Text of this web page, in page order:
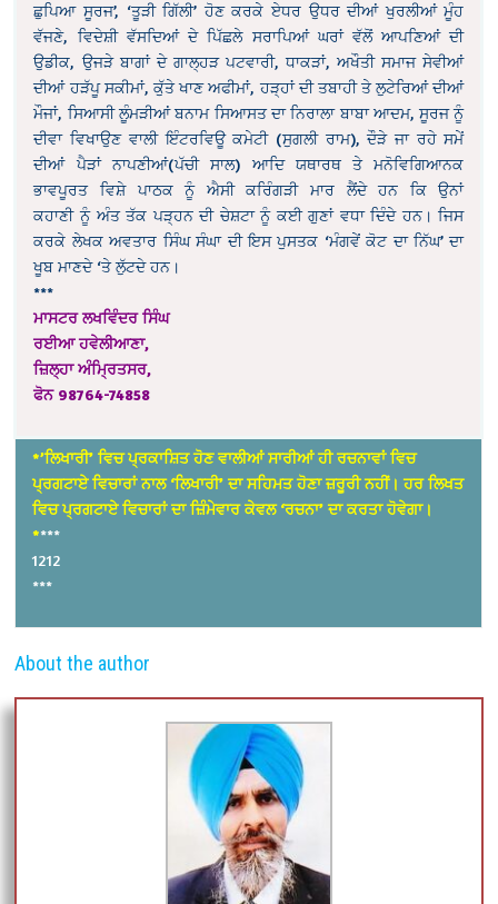
ਛੁਪਿਆ ਸੂਰਜ’, ‘ਤੂੜੀ ਗਿੱਲੀ’ ਹੋਣ ਕਰਕੇ ਏਧਰ ਉਧਰ ਦੀਆਂ ਖੁਰਲੀਆਂ ਮੂੰਹ
ਵੱਜਣੇ, ਵਿਦੇਸ਼ੀ ਵੱਸਦਿਆਂ ਦੇ ਪਿੱਛਲੇ ਸਰਾਪਿਆਂ ਘਰਾਂ ਵੱਲੋਂ ਆਪਣਿਆਂ ਦੀ
ਉਡੀਕ, ਉਜੜੇ ਬਾਗਾਂ ਦੇ ਗਾਲ੍ਹੜ ਪਟਵਾਰੀ, ਧਾਕੜਾਂ, ਅਖੌਤੀ ਸਮਾਜ ਸੇਵੀਆਂ
ਦੀਆਂ ਹੜੱਪੂ ਸਕੀਮਾਂ, ਕੁੱਤੇ ਖਾਣ ਅਫੀਮਾਂ, ਹੜ੍ਹਾਂ ਦੀ ਤਬਾਹੀ ਤੇ ਲੁਟੇਰਿਆਂ ਦੀਆਂ
ਮੌਜਾਂ, ਸਿਆਸੀ ਲੂੰਮੜੀਆਂ ਬਨਾਮ ਸਿਆਸਤ ਦਾ ਨਿਰਾਲਾ ਬਾਬਾ ਆਦਮ, ਸੂਰਜ ਨੂੰ
ਦੀਵਾ ਵਿਖਾਉਣ ਵਾਲੀ ਇੰਟਰਵਿਊ ਕਮੇਟੀ (ਸੁਗਲੀ ਰਾਮ), ਦੌੜੇ ਜਾ ਰਹੇ ਸਮੇਂ
ਦੀਆਂ ਪੈੜਾਂ ਨਾਪਣੀਆਂ(ਪੱਚੀ ਸਾਲ) ਆਦਿ ਯਥਾਰਥ ਤੇ ਮਨੋਵਿਗਿਆਨਕ
ਭਾਵਪੂਰਤ ਵਿਸ਼ੇ ਪਾਠਕ ਨੂੰ ਐਸੀ ਕਰਿੰਗੜੀ ਮਾਰ ਲੈਂਦੇ ਹਨ ਕਿ ਉਨਾਂ
ਕਹਾਣੀ ਨੂੰ ਅੰਤ ਤੱਕ ਪੜ੍ਹਨ ਦੀ ਚੇਸ਼ਟਾ ਨੂੰ ਕਈ ਗੁਣਾਂ ਵਧਾ ਦਿੰਦੇ ਹਨ। ਜਿਸ
ਕਰਕੇ ਲੇਖਕ ਅਵਤਾਰ ਸਿੰਘ ਸੰਘਾ ਦੀ ਇਸ ਪੁਸਤਕ ‘ਮੰਗਵੇਂ ਕੋਟ ਦਾ ਨਿੱਘ’ ਦਾ
ਖੂਬ ਮਾਣਦੇ ‘ਤੇ ਲੁੱਟਦੇ ਹਨ।
***
ਮਾਸਟਰ ਲਖਵਿੰਦਰ ਸਿੰਘ
ਰਈਆ ਹਵੇਲੀਆਣਾ,
ਜ਼ਿਲ੍ਹਾ ਅੰਮ੍ਰਿਤਸਰ,
ਫੋਨ 98764-74858
*’ਲਿਖਾਰੀ’ ਵਿਚ ਪ੍ਰਕਾਸ਼ਿਤ ਹੋਣ ਵਾਲੀਆਂ ਸਾਰੀਆਂ ਹੀ ਰਚਨਾਵਾਂ ਵਿਚ
ਪ੍ਰਗਟਾਏ ਵਿਚਾਰਾਂ ਨਾਲ ‘ਲਿਖਾਰੀ’ ਦਾ ਸਹਿਮਤ ਹੋਣਾ ਜ਼ਰੂਰੀ ਨਹੀਂ। ਹਰ ਲਿਖਤ
ਵਿਚ ਪ੍ਰਗਟਾਏ ਵਿਚਾਰਾਂ ਦਾ ਜ਼ਿੰਮੇਵਾਰ ਕੇਵਲ ‘ਰਚਨਾ’ ਦਾ ਕਰਤਾ ਹੋਵੇਗਾ।
****
1212
***
About the author